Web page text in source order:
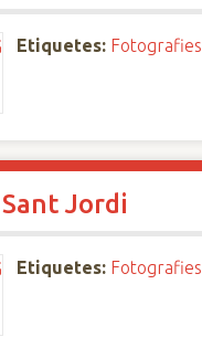
Etiquetes: Fotografies
Jordi
Etiquetes: Fotografies